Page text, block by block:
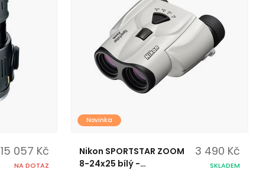
15 057 Kč
NA DOTAZ
Novinka
Nikon SPORTSTAR ZOOM
8-24x25 bílý -
3 490 Kč
SKLADEM